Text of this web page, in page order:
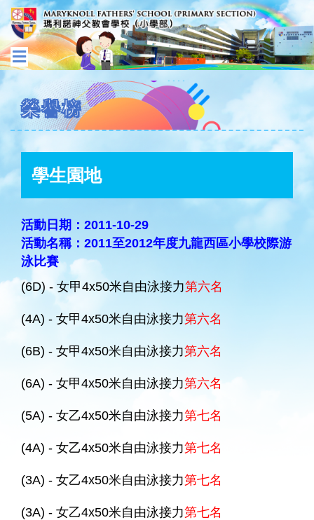
榮譽榜
學生園地
活動日期：2011-10-29
活動名稱：2011至2012年度九龍西區小學校際游
泳比賽
(6D) - 女甲4x50米自由泳接力第六名
(4A) - 女甲4x50米自由泳接力第六名
(6B) - 女甲4x50米自由泳接力第六名
(6A) - 女甲4x50米自由泳接力第六名
(5A) - 女乙4x50米自由泳接力第七名
(4A) - 女乙4x50米自由泳接力第七名
(3A) - 女乙4x50米自由泳接力第七名
(3A) - 女乙4x50米自由泳接力第七名